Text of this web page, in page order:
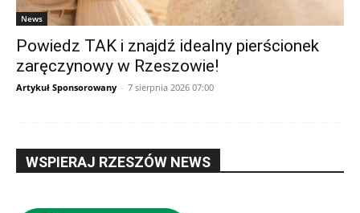
News
Powiedz TAK i znajdź idealny pierścionek
zaręczynowy w Rzeszowie!
Artykuł Sponsorowany - 7 sierpnia 2026 07:00
WSPIERAJ RZESZÓW NEWS